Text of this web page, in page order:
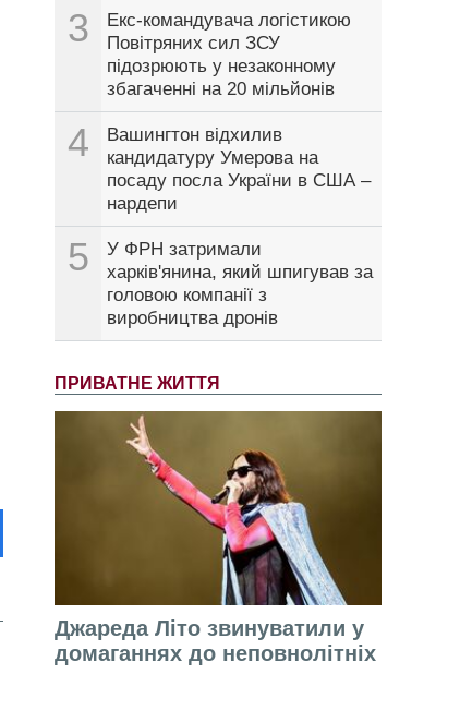
3
Екс-командувача логістикою
Повітряних сил ЗСУ
підозрюють у незаконному
збагаченні на 20 мільйонів
4
Вашингтон відхилив
кандидатуру Умерова на
посаду посла України в США –
нардепи
5
У ФРН затримали
харків'янина, який шпигував за
головою компанії з
виробництва дронів
ПРИВАТНЕ ЖИТТЯ
Джареда Літо звинуватили у
домаганнях до неповнолітніх